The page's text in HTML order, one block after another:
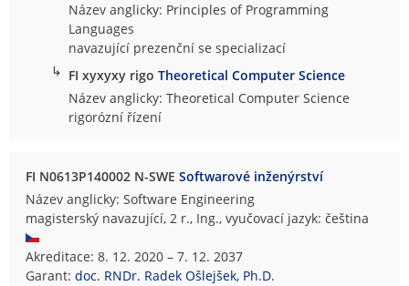
Název anglicky: Principles of Programming
Languages
navazující prezenční se specializací
↳ FI xyxyxy rigoTheoretical Computer Science
Název anglicky: Theoretical Computer Science
rigorózní řízení
FI N0613P140002 N-SWESoftwarové inženýrství
Název anglicky: Software Engineering
magisterský navazující, 2 r., Ing., vyučovací jazyk: čeština
Akreditace: 8. 12. 2020 – 7. 12. 2037
Garant:doc. RNDr. Radek Ošlejšek, Ph.D.